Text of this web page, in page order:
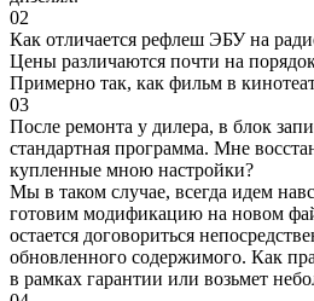
02
Как отличается рефлеш ЭБУ на
Цены различаются почти на
Примерно так, как фильм в
03
После ремонта у дилера, в блок
стандартная программа. Мне
купленные мною настройки?
Мы в таком случае, всегда идем
готовим модификацию на новом
остается договориться
обновленного содержимого. Как
в рамках гарантии или возьмет